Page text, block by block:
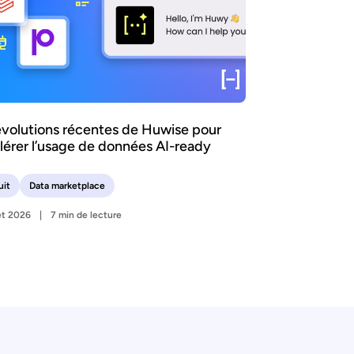
récentes de Huwise pour
l’usage de données AI-ready
Data marketplace
2026 7 min de lecture